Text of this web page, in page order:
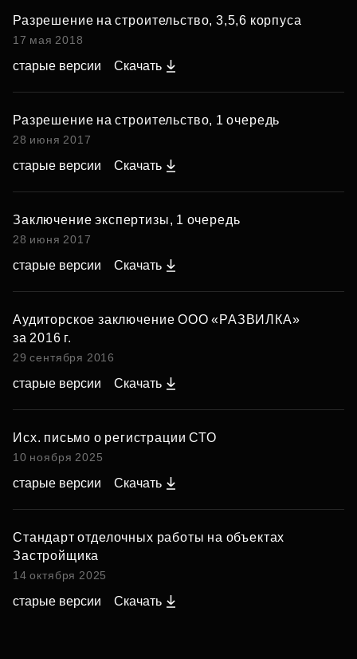
Разрешение на строительство, 3,5,6 корпуса
17 мая 2018
старые версии Скачать
Разрешение на строительство, 1 очередь
28 июня 2017
старые версии Скачать
Заключение экспертизы, 1 очередь
28 июня 2017
старые версии Скачать
Аудиторское заключение ООО «РАЗВИЛКА»
за 2016 г.
29 сентября 2016
старые версии Скачать
Исх. письмо о регистрации СТО
10 ноября 2025
старые версии Скачать
Стандарт отделочных работы на объектах
Застройщика
14 октября 2025
старые версии Скачать